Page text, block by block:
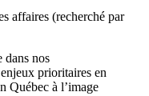
affaires (recherché par
dans nos
prioritaires en
Québec à l’image